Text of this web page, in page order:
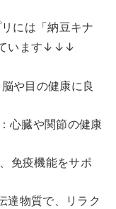
には「納豆キナ
ています↓↓↓
や目の健康に良
心臓や関節の健康
免疫機能をサポ
達物質で、リラク